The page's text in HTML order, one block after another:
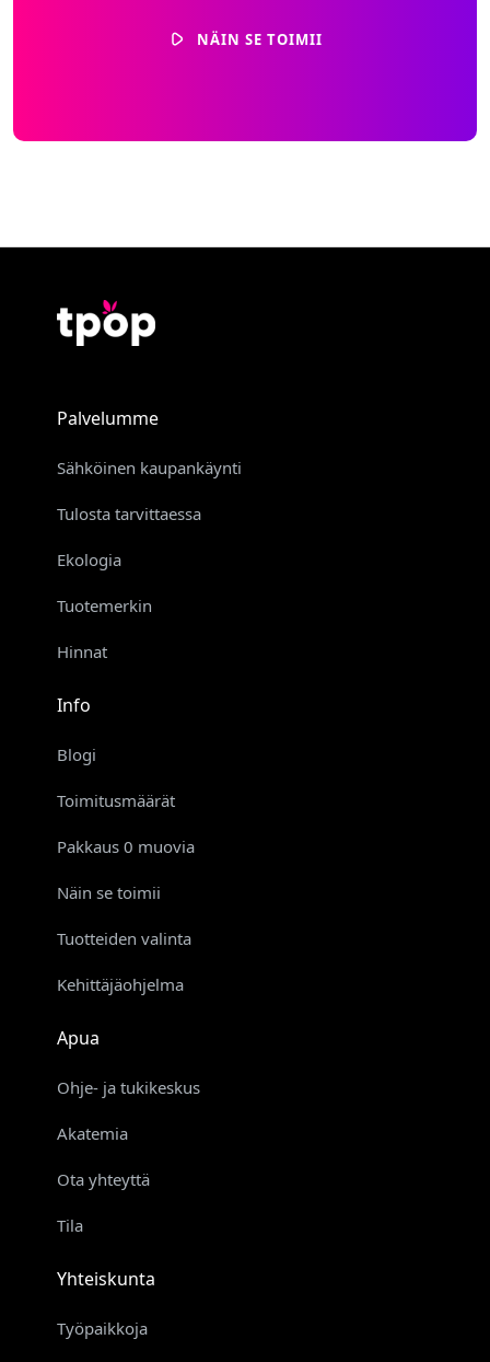
NÄIN SE TOIMII
Palvelumme
Sähköinen kaupankäynti
Tulosta tarvittaessa
Ekologia
Tuotemerkin
Hinnat
Info
Blogi
Toimitusmäärät
Pakkaus 0 muovia
Näin se toimii
Tuotteiden valinta
Kehittäjäohjelma
Apua
Ohje- ja tukikeskus
Akatemia
Ota yhteyttä
Tila
Yhteiskunta
Työpaikkoja